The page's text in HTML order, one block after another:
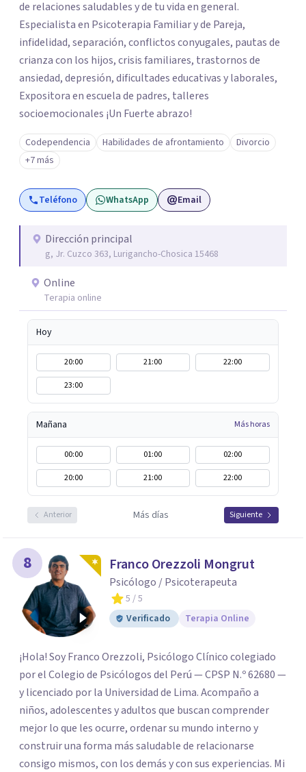
de relaciones saludables y de tu vida en general.
Especialista en Psicoterapia Familiar y de Pareja,
infidelidad, separación, conflictos conyugales, pautas de
crianza con los hijos, crisis familiares, trastornos de
ansiedad, depresión, dificultades educativas y laborales,
Expositora en escuela de padres, talleres
socioemocionales ¡Un Fuerte abrazo!
Codependencia Habilidades de afrontamiento
Divorcio
+7 más
Teléfono WhatsApp Email
Dirección principal
g, Jr. Cuzco 363, Lurigancho-Chosica 15468
Online
Terapia online
Hoy
20:00 21:00
22:00
23:00
Mañana Más horas
00:00 01:00
02:00
20:00
21:00 22:00
Anterior Más días Siguiente
8 Franco Orezzoli Mongrut
Psicólogo / Psicoterapeuta
5 / 5
Verificado
Terapia Online
¡Hola! Soy Franco Orezzoli, Psicólogo Clínico colegiado
por el Colegio de Psicólogos del Perú — CPSP N.º 62680 —
y licenciado por la Universidad de Lima. Acompaño a
niños, adolescentes y adultos que buscan comprender
mejor lo que les ocurre, ordenar su mundo interno y
construir una forma más saludable de relacionarse
consigo mismos, con los demás y con sus experiencias. Mi